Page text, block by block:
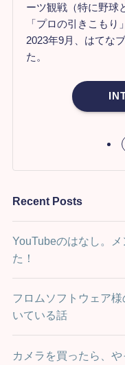
ーツ観戦（特に野球
「プロの引きこもり
2023年9月、はてな
た。
Recent Posts
YouTubeのはなし。
た！
フロムソフトウェア
いている話
カメラを買ったら、